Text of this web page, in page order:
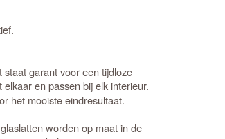
garant voor een tijdloze
en passen bij elk interieur.
het mooiste eindresultaat.
worden op maat in de